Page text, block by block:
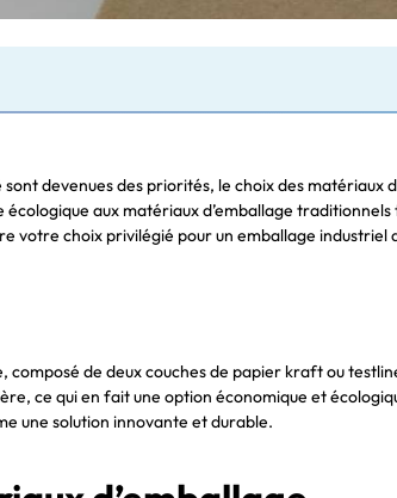
devenues des priorités, le choix des
aux matériaux d’emballage
votre choix privilégié pour un emballage industriel
de deux couches de papier kraft ou
ce qui en fait une option économique et
une solution innovante et durable.